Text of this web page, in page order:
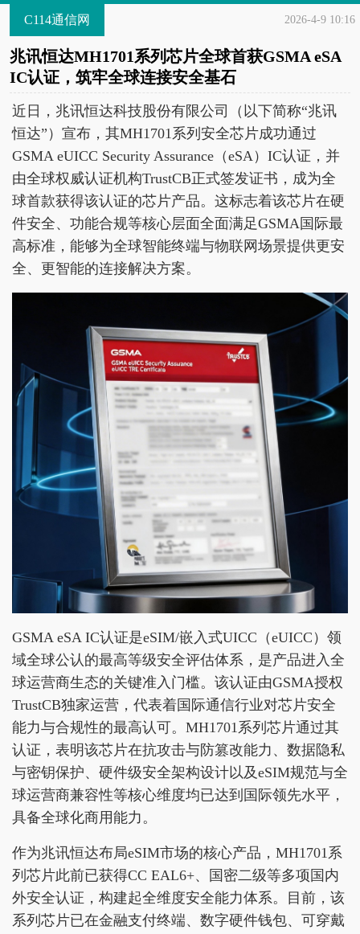
C114通信网 2026-4-9 10:16
兆讯恒达MH1701系列芯片全球首获GSMA eSA
IC认证，筑牢全球连接安全基石
近日，兆讯恒达科技股份有限公司（以下简称“兆讯
恒达”）宣布，其MH1701系列安全芯片成功通过
GSMA eUICC Security Assurance（eSA）IC认证，并
由全球权威认证机构TrustCB正式签发证书，成为全
球首款获得该认证的芯片产品。这标志着该芯片在硬
件安全、功能合规等核心层面全面满足GSMA国际最
高标准，能够为全球智能终端与物联网场景提供更安
全、更智能的连接解决方案。
GSMA eSA IC认证是eSIM/嵌入式UICC（eUICC）领
域全球公认的最高等级安全评估体系，是产品进入全
球运营商生态的关键准入门槛。该认证由GSMA授权
TrustCB独家运营，代表着国际通信行业对芯片安全
能力与合规性的最高认可。MH1701系列芯片通过其
认证，表明该芯片在抗攻击与防篡改能力、数据隐私
与密钥保护、硬件级安全架构设计以及eSIM规范与全
球运营商兼容性等核心维度均已达到国际领先水平，
具备全球化商用能力。
作为兆讯恒达布局eSIM市场的核心产品，MH1701系
列芯片此前已获得CC EAL6+、国密二级等多项国内
外安全认证，构建起全维度安全能力体系。目前，该
系列芯片已在金融支付终端、数字硬件钱包、可穿戴